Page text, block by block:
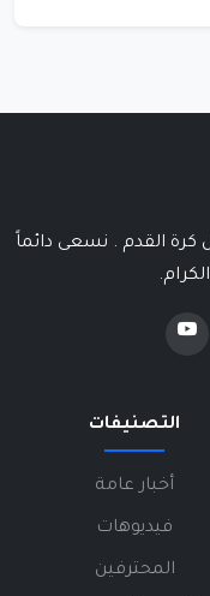
القدم . نسعى دائماً
التصنيفات
أخبار عامة
فيديوهات
المحترفين